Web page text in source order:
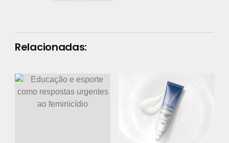
Relacionadas: